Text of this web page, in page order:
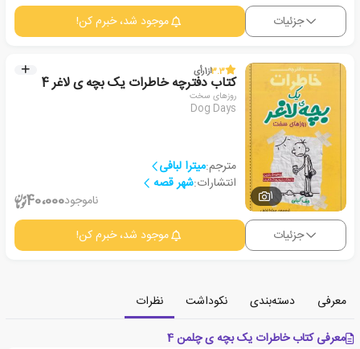
جزئیات موجود شد، خبرم کن!
1
3.3از1رأی
کتاب دفترچه خاطرات یک بچه ی لاغر 4
روزهای سخت
Dog Days
مترجم:میترا لبافی
انتشارات:شهر قصه
ناموجود40،000
جزئیات موجود شد، خبرم کن!
معرفی دسته‌بندی نکوداشت
نظرات
معرفی کتاب خاطرات یک بچه ی چلمن 4